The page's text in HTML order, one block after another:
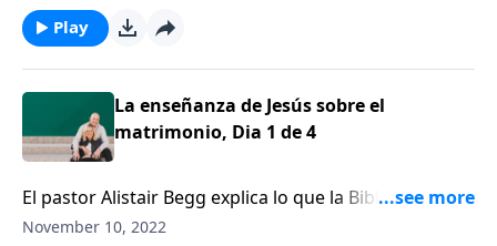
Play
La enseñanza de Jesús sobre el
matrimonio, Dia 1 de 4
El pastor Alistair Begg explica lo que la Biblia enseña
sobre lo que en realidad sucede durante la
November 10, 2022